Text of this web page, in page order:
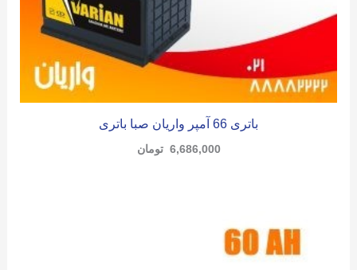
باتری 66 آمپر واریان صبا باتری
6,686,000 تومان